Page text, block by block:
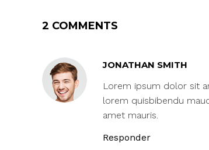
2 COMMENTS
JONATHAN SMITH
Lorem ipsum dolor sit
lorem quisbibendu
amet mauris.
Responder